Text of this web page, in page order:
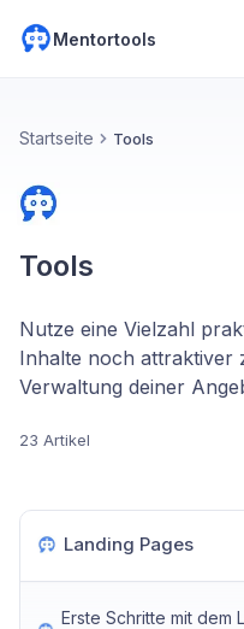
Mentortools
Startseite Tools
Tools
Nutze eine Vielzahl
Inhalte noch attraktiver
Verwaltung deiner
23 Artikel
Landing Pages
Erste Schritte mit dem